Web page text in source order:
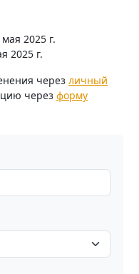
2025 г.
2025 г.
через личный
через форму